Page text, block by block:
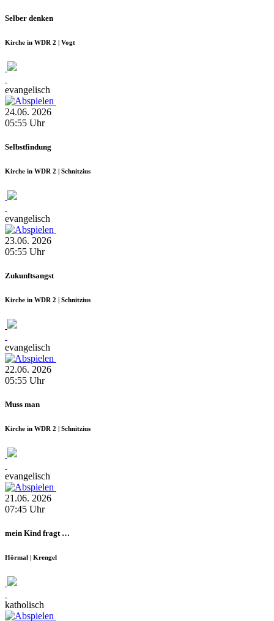
Selber denken
Kirche in WDR 2 | Vogt
evangelisch
24.06. 2026
05:55 Uhr
Selbstfindung
Kirche in WDR 2 | Schnitzius
evangelisch
23.06. 2026
05:55 Uhr
Zukunftsangst
Kirche in WDR 2 | Schnitzius
evangelisch
22.06. 2026
05:55 Uhr
Muss man
Kirche in WDR 2 | Schnitzius
evangelisch
21.06. 2026
07:45 Uhr
mein Kind fragt …
Hörmal | Krengel
katholisch